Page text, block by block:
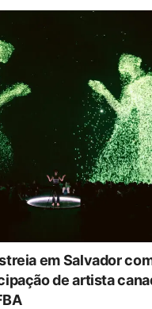
em Salvador
de artista